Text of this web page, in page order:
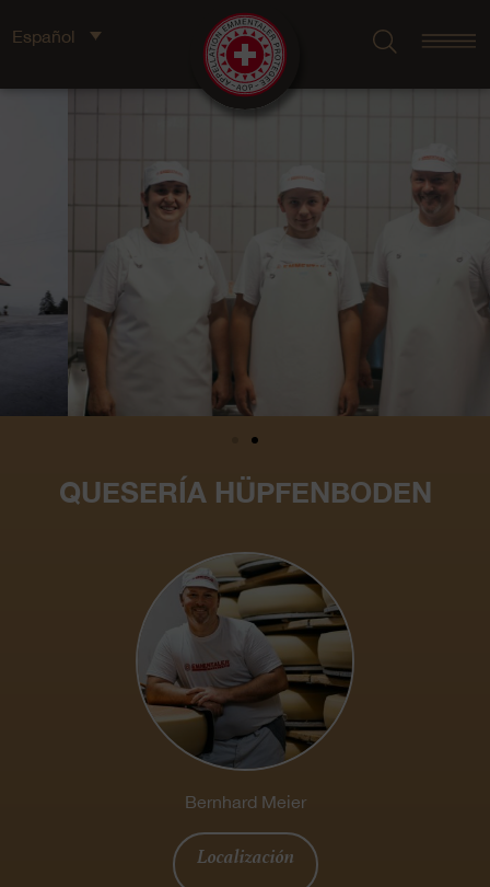
Español
QUESERÍA HÜPFENBODEN
Bernhard Meier
Localización